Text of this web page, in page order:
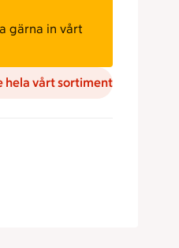
gärna in vårt
hela vårt sortiment